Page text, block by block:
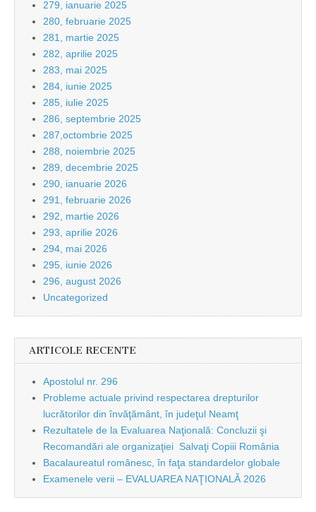
279, ianuarie 2025
280, februarie 2025
281, martie 2025
282, aprilie 2025
283, mai 2025
284, iunie 2025
285, iulie 2025
286, septembrie 2025
287,octombrie 2025
288, noiembrie 2025
289, decembrie 2025
290, ianuarie 2026
291, februarie 2026
292, martie 2026
293, aprilie 2026
294, mai 2026
295, iunie 2026
296, august 2026
Uncategorized
ARTICOLE RECENTE
Apostolul nr. 296
Probleme actuale privind respectarea drepturilor
lucrătorilor din învăţământ, în judeţul Neamţ
Rezultatele de la Evaluarea Naţională: Concluzii şi
Recomandări ale organizaţiei Salvaţi Copiii România
Bacalaureatul românesc, în faţa standardelor globale
Examenele verii – EVALUAREA NAŢIONALĂ 2026